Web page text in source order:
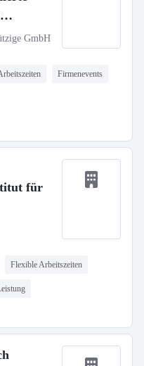
GmbH
Firmenevents
für
Flexible Arbeitszeiten